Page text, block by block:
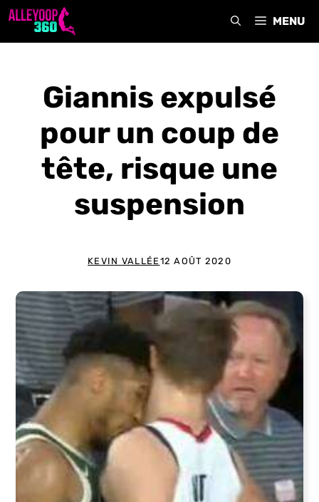
Aller
MENU
Giannis expulsé
pour un coup de
tête, risque une
suspension
KEVIN VALLÉE 12 AOÛT 2020